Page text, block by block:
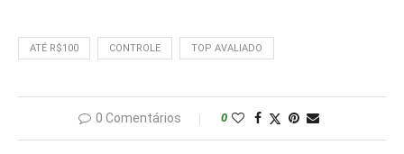
ATÉ R$100 CONTROLE TOP AVALIADO
0 Comentários 0